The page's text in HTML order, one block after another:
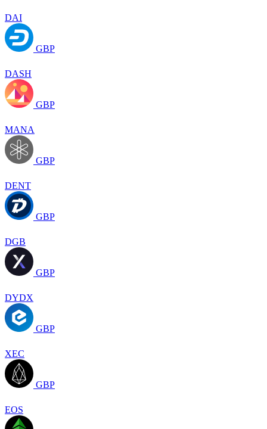
DAI
GBP
DASH
GBP
MANA
GBP
DENT
GBP
DGB
GBP
DYDX
GBP
XEC
GBP
EOS